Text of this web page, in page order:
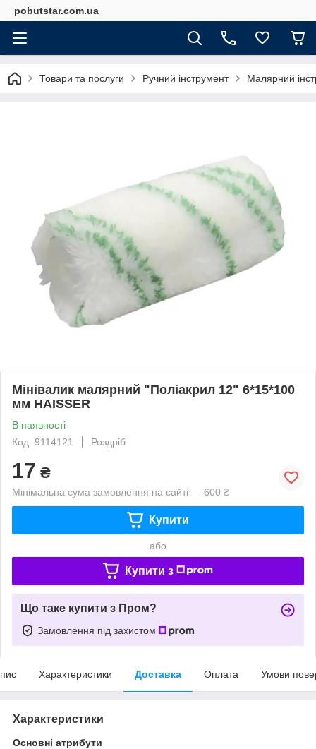
pobutstar.com.ua
Товари та послуги Ручний інструмент Малярний
Мінівалик малярний "Поліакрил 12" 6*15*100
мм HAISSER
В наявності
Код: 9114121
Роздріб
17 ₴
Мінімальна сума замовлення на сайті — 600 ₴
Купити
або
Купити з
Що таке купити з Пром?
Замовлення під захистом
Характеристики Доставка Оплата Умови
Характеристики
Основні атрибути